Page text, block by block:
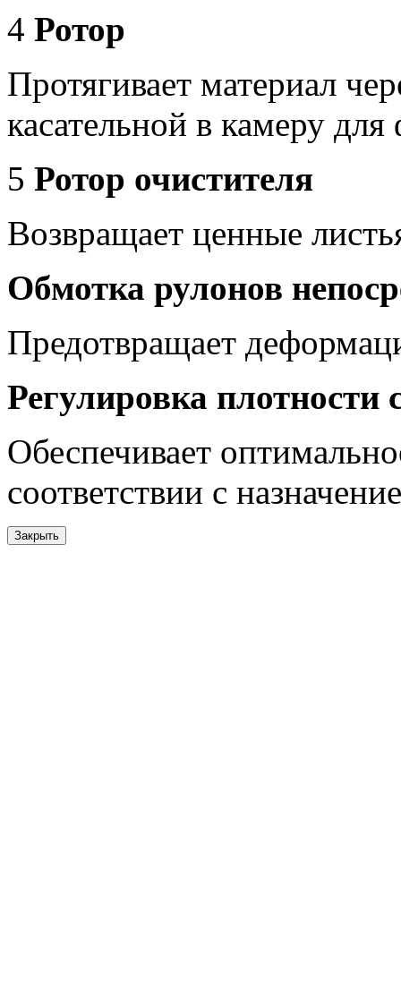
4 Ротор
Протягивает материал
касательной в камеру
5 Ротор очистителя
Возвращает ценные
Обмотка рулонов
Предотвращает
Регулировка плотности
Обеспечивает
соответствии с
Закрыть